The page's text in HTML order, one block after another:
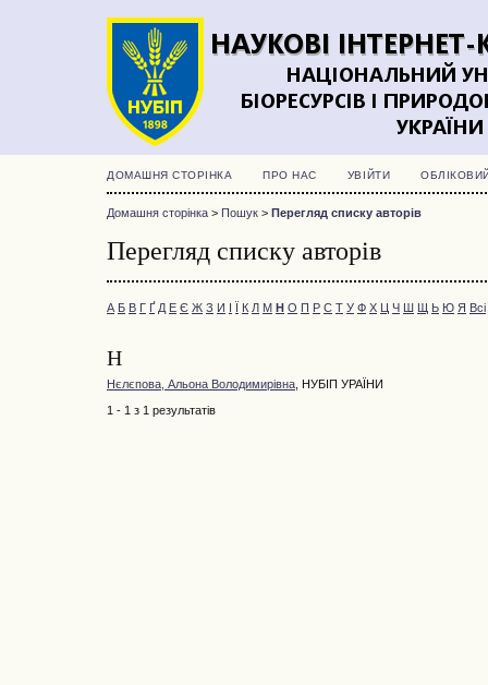
ДОМАШНЯ СТОРІНКА ПРО НАС УВІЙТИ
Домашня сторінка > Пошук > Перегляд списку авторів
Перегляд списку авторів
А Б В Г Ґ Д Е Є Ж З И І Ї К Л М Н О П Р С Т У Ф Х Ц Ч Ш Щ Ь Ю Я Всі
Н
Нєлєпова, Альона Володимирівна , НУБІП УРАЇНИ
1 - 1 з 1 результатів